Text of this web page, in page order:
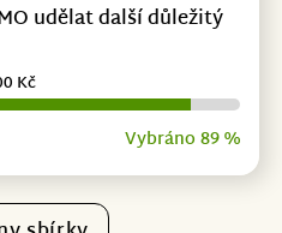
udělat další důležitý
Vybráno 89 %
Kč